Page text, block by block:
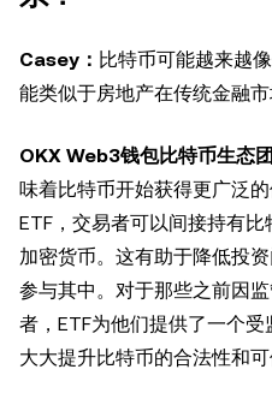
Casey： 比特币可能越来越
能类似于房地产在传统金融市
OKX Web3钱包比特币生态团
味着比特币开始获得更广泛
ETF，交易者可以间接持有
加密货币。这有助于降低投
参与其中。对于那些之前因
者，ETF为他们提供了一个
大大提升比特币的合法性和可